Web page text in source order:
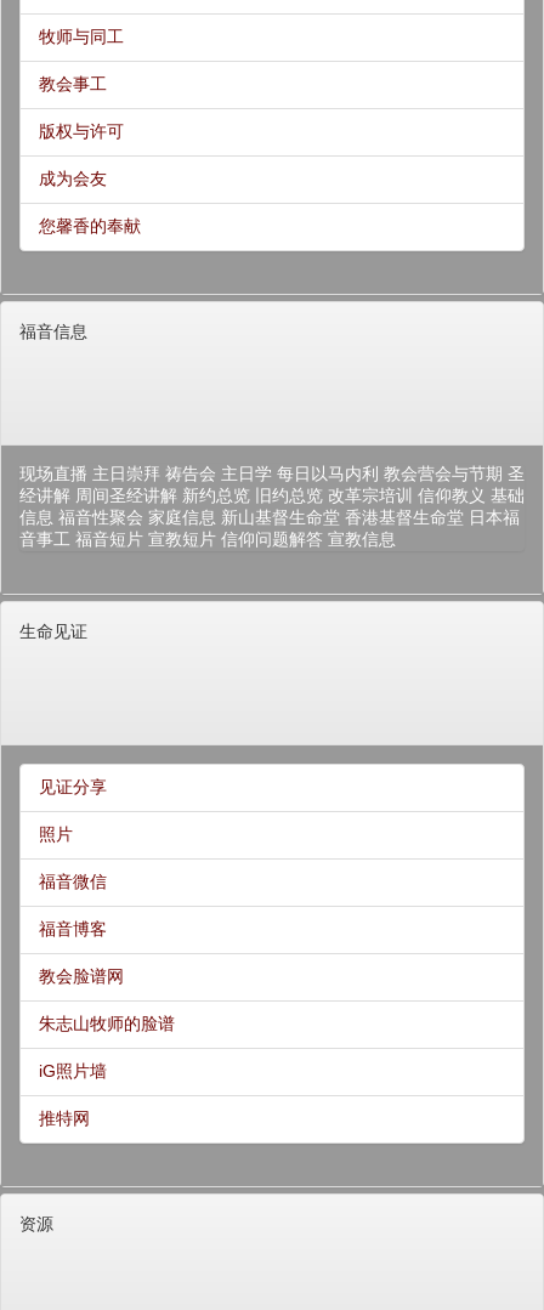
牧师与同工
教会事工
版权与许可
成为会友
您馨香的奉献
福音信息
现场直播 主日崇拜 祷告会 主日学 每日以马内利 教会营会与节期 圣
经讲解 周间圣经讲解 新约总览 旧约总览 改革宗培训 信仰教义 基础
信息 福音性聚会 家庭信息 新山基督生命堂 香港基督生命堂 日本福
音事工 福音短片 宣教短片 信仰问题解答 宣教信息
生命见证
见证分享
照片
福音微信
福音博客
教会脸谱网
朱志山牧师的脸谱
iG照片墙
推特网
资源